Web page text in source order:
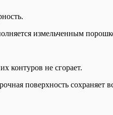
измельченным
контуров не сгорает.
поверхность сохраняет